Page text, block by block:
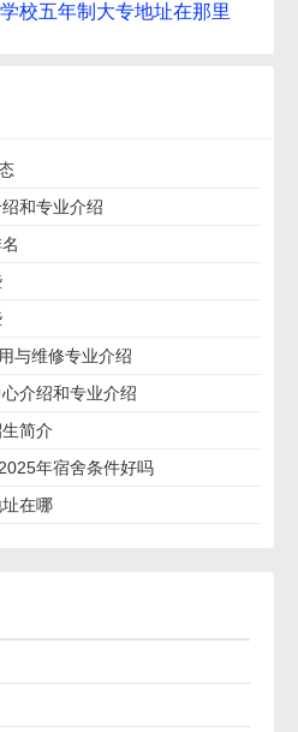
校五年制大专地址在那里
和专业介绍
与维修专业介绍
介绍和专业介绍
简介
年宿舍条件好吗
在哪